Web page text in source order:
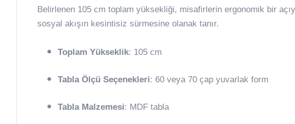
Belirlenen 105 cm toplam yüksekliği, misafirlerin ergonomik bir
sosyal akışın kesintisiz sürmesine olanak tanır.
Toplam Yükseklik: 105 cm
Tabla Ölçü Seçenekleri: 60 veya 70 çap yuvarlak form
Tabla Malzemesi: MDF tabla